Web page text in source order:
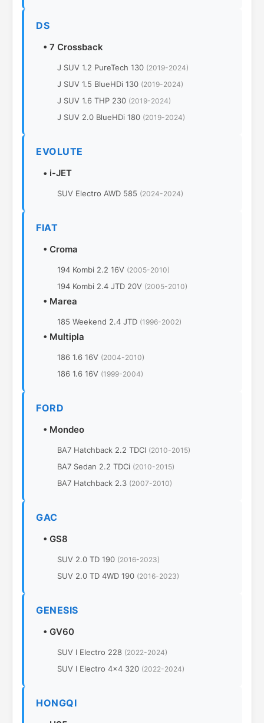
DS
• 7 Crossback
J SUV 1.2 PureTech 130 (2019-2024)
J SUV 1.5 BlueHDi 130 (2019-2024)
J SUV 1.6 THP 230 (2019-2024)
J SUV 2.0 BlueHDi 180 (2019-2024)
EVOLUTE
• i-JET
SUV Electro AWD 585 (2024-2024)
FIAT
• Croma
194 Kombi 2.2 16V (2005-2010)
194 Kombi 2.4 JTD 20V (2005-2010)
• Marea
185 Weekend 2.4 JTD (1996-2002)
• Multipla
186 1.6 16V (2004-2010)
186 1.6 16V (1999-2004)
FORD
• Mondeo
BA7 Hatchback 2.2 TDCI (2010-2015)
BA7 Sedan 2.2 TDCi (2010-2015)
BA7 Hatchback 2.3 (2007-2010)
GAC
• GS8
SUV 2.0 TD 190 (2016-2023)
SUV 2.0 TD 4WD 190 (2016-2023)
GENESIS
• GV60
SUV I Electro 228 (2022-2024)
SUV I Electro 4x4 320 (2022-2024)
HONGQI